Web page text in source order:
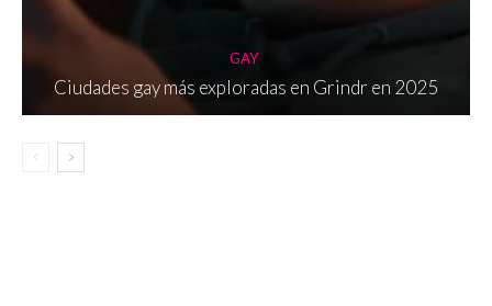
GAY
Ciudades gay más exploradas en Grindr en 2025